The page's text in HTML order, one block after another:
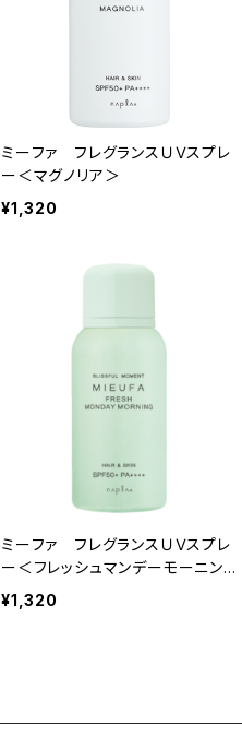
ミーファ フレグランスＵＶスプレ
ー＜マグノリア＞
¥1,320
ミーファ フレグランスＵＶスプレ
ー＜フレッシュマンデーモーニン
グ＞80g
¥1,320